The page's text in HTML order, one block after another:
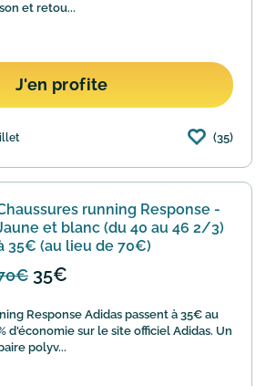
et retou...
J'en profite
(35)
running Response -
et blanc (du 40 au 46 2/3)
35€ (au lieu de 70€)
35€
Response Adidas passent à 35€ au
d'économie sur le site officiel Adidas. Un
polyv...